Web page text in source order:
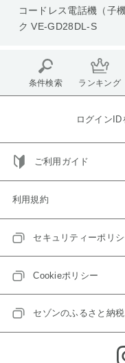
コードレス電話機（子
ク VE-GD28DL-S
条件検索 ランキング
ログインID
ご利用ガイド
利用規約
セキュリティーポリ
Cookieポリシー
セゾンのふるさと納税